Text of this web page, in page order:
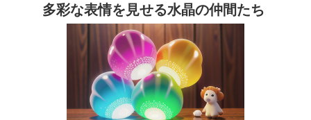
多彩な表情を見せる水晶の仲間たち